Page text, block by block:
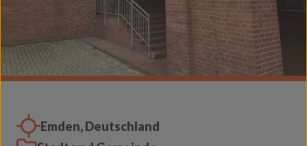
Emden, Deutschland